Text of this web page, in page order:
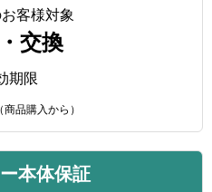
客様対象
交換
期限
（商品購入から）
本体保証